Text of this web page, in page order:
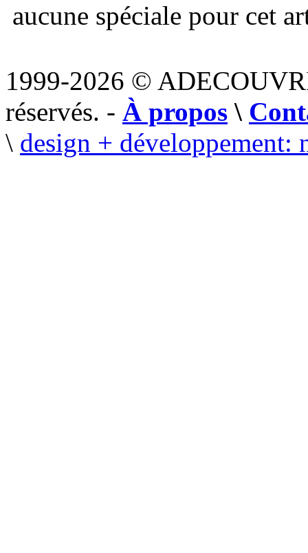
aucune spéciale pour cet
1999-2026 ©
réservés. - À propos \
\ design + développement: